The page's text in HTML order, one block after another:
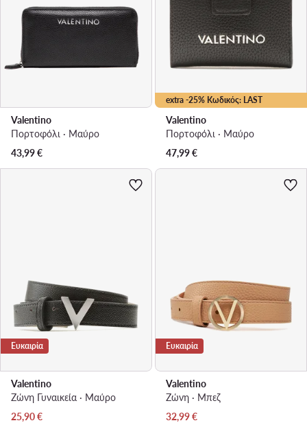
Valentino
Πορτοφόλι · Μαύρο
43,99€
extra -25% Κωδικός: LAST
Valentino
Πορτοφόλι · Μαύρο
47,99€
Ευκαιρία
Valentino
Ζώνη Γυναικεία · Μαύρο
Τρέχουσα τιμή
25,90€
Ευκαιρία
Valentino
Ζώνη · Μπεζ
Τρέχουσα τιμή
32,99€